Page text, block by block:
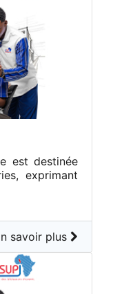
est destinée
exprimant
savoir plus